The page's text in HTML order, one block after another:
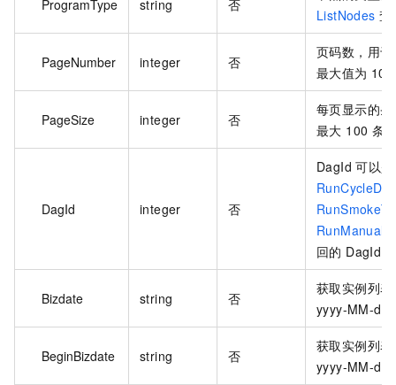
ProgramType string 否
ListNodes 查
PageNumber integer 否
页码数，用
最大值为
PageSize integer 否
每页显示的
最大 100 条
DagId integer 否
DagId 可以
回的 DagId。
Bizdate string 否
获取实例列
yyyy-MM-dd
BeginBizdate string 否
获取实例列
yyyy-MM-dd